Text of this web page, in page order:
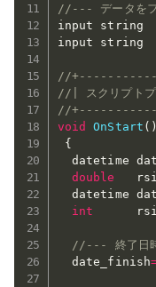
//--- データをフ
input string
input string
//
//| スクリプ
//
void
OnStart ( )
{
datetime
double
datetime
int
//--- 終了日時
  date_finish